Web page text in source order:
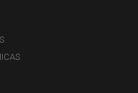
plana y circundante del